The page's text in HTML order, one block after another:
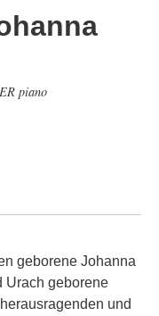
piano
geborene Johanna
Urach geborene
und